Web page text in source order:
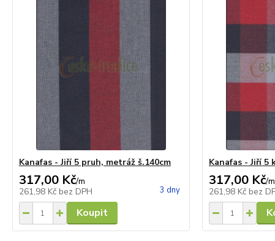
Kanafas - Jiří 5 pruh, metráž š.140cm
317,00 Kč/m
261,98 Kč bez DPH 3 dny
Koupit
Kanafas - Jiří 5
317,00 Kč/m
261,98 Kč bez